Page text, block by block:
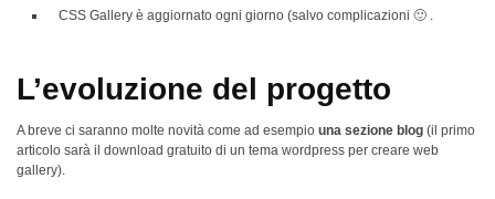
CSS Gallery è aggiornato ogni giorno (salvo complicazioni 🙂 .
L’evoluzione del progetto
A breve ci saranno molte novità come ad esempio una sezione blog (il primo
articolo sarà il download gratuito di un tema wordpress per creare web
gallery).